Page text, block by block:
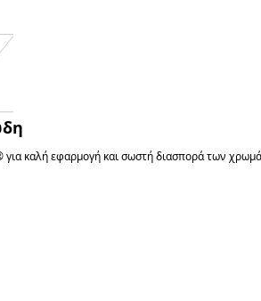
καλή εφαρμογή και σωστή διασπορά των